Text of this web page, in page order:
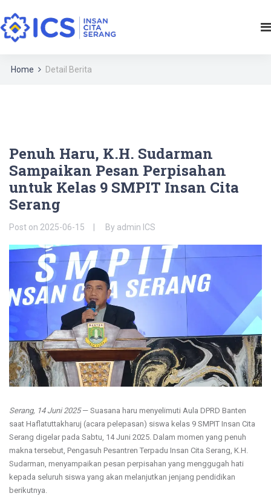
Home Detail Berita
Penuh Haru, K.H. Sudarman
Sampaikan Pesan Perpisahan
untuk Kelas 9 SMPIT Insan Cita
Serang
Post on 2025-06-15 By admin ICS
Serang, 14 Juni 2025— Suasana haru menyelimuti Aula DPRD Banten
saat Haflatuttakharuj (acara pelepasan) siswa kelas 9 SMPIT Insan Cita
Serang digelar pada Sabtu, 14 Juni 2025. Dalam momen yang penuh
makna tersebut, Pengasuh Pesantren Terpadu Insan Cita Serang, K.H.
Sudarman, menyampaikan pesan perpisahan yang menggugah hati
kepada seluruh siswa yang akan melanjutkan jenjang pendidikan
berikutnya.